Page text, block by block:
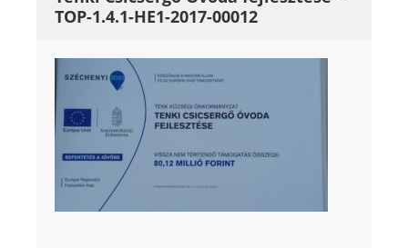
TOP-1.4.1-HE1-2017-00012